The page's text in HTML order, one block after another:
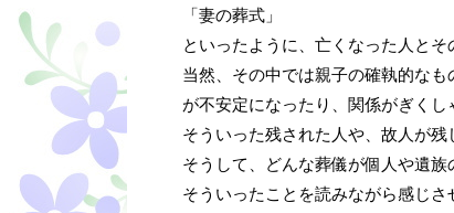
「妻の葬式」
といったように、亡くなった人とそ
当然、その中では親子の確執的な
が不安定になったり、関係がぎくし
そういった残された人や、故人が残
そうして、どんな葬儀が個人や遺族
そういったことを読みながら感じさ